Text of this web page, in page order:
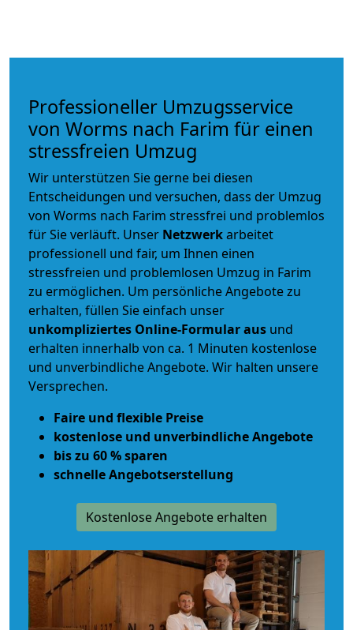
Professioneller Umzugsservice
von Worms nach Farim für einen
stressfreien Umzug
Wir unterstützen Sie gerne bei diesen
Entscheidungen und versuchen, dass der Umzug
von Worms nach Farim stressfrei und problemlos
für Sie verläuft. Unser Netzwerkarbeitet
professionell und fair, um Ihnen einen
stressfreien und problemlosen Umzug in Farim
zu ermöglichen. Um persönliche Angebote zu
erhalten, füllen Sie einfach unser
unkompliziertes Online-Formular aus und
erhalten innerhalb von ca. 1 Minuten kostenlose
und unverbindliche Angebote. Wir halten unsere
Versprechen.
Faire und flexible Preise
kostenlose und unverbindliche Angebote
bis zu 60 % sparen
schnelle Angebotserstellung
Kostenlose Angebote erhalten